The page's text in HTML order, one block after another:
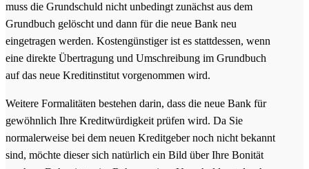
muss die Grundschuld nicht unbedingt zunächst aus dem
Grundbuch gelöscht und dann für die neue Bank neu
eingetragen werden. Kostengünstiger ist es stattdessen, wenn
eine direkte Übertragung und Umschreibung im Grundbuch
auf das neue Kreditinstitut vorgenommen wird.
Weitere Formalitäten bestehen darin, dass die neue Bank für
gewöhnlich Ihre Kreditwürdigkeit prüfen wird. Da Sie
normalerweise bei dem neuen Kreditgeber noch nicht bekannt
sind, möchte dieser sich natürlich ein Bild über Ihre Bonität